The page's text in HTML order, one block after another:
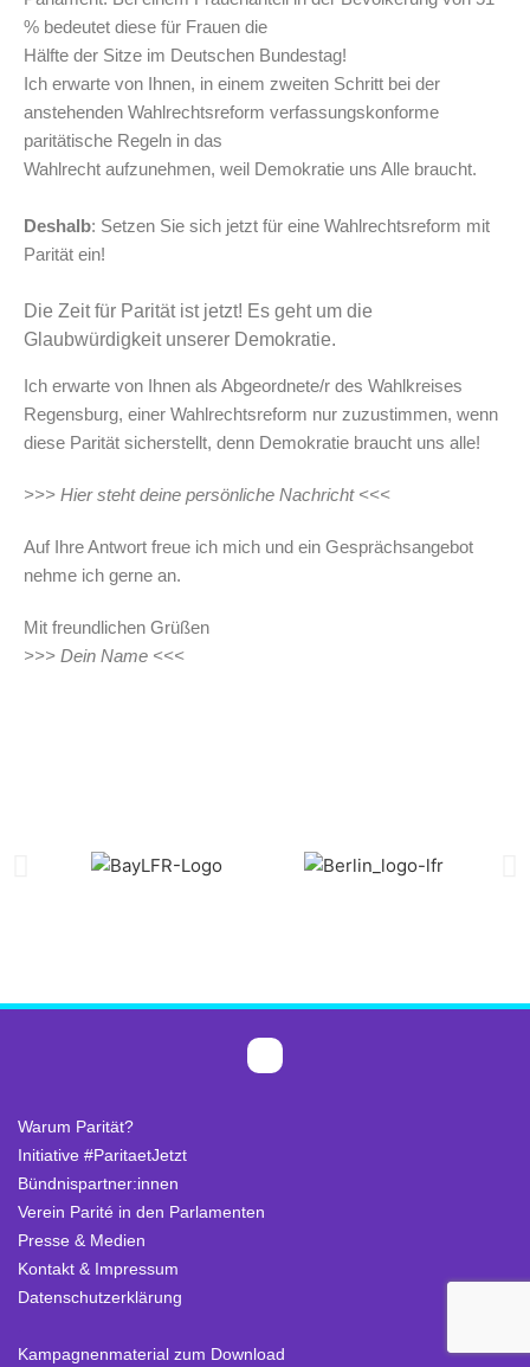
% bedeutet diese für Frauen die
Hälfte der Sitze im Deutschen Bundestag!
Ich erwarte von Ihnen, in einem zweiten Schritt bei der
anstehenden Wahlrechtsreform verfassungskonforme
paritätische Regeln in das
Wahlrecht aufzunehmen, weil Demokratie uns Alle braucht.
Deshalb: Setzen Sie sich jetzt für eine Wahlrechtsreform mit
Parität ein!
Die Zeit für Parität ist jetzt! Es geht um die
Glaubwürdigkeit unserer Demokratie.
Ich erwarte von Ihnen als Abgeordnete/r des Wahlkreises
Regensburg, einer Wahlrechtsreform nur zuzustimmen, wenn
diese Parität sicherstellt, denn Demokratie braucht uns alle!
>>> Hier steht deine persönliche Nachricht <<<
Auf Ihre Antwort freue ich mich und ein Gesprächsangebot
nehme ich gerne an.
Mit freundlichen Grüßen
>>> Dein Name <<<
Warum Parität?
Initiative #ParitaetJetzt
Bündnispartner:innen
Verein Parité in den Parlamenten
Presse & Medien
Kontakt & Impressum
Datenschutzerklärung
Kampagnenmaterial zum Download